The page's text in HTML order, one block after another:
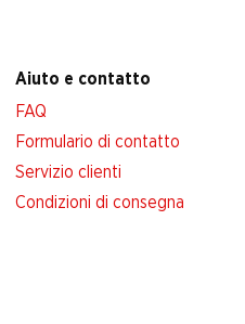
Aiuto e contatto
FAQ
Formulario di contatto
Servizio clienti
Condizioni di consegna